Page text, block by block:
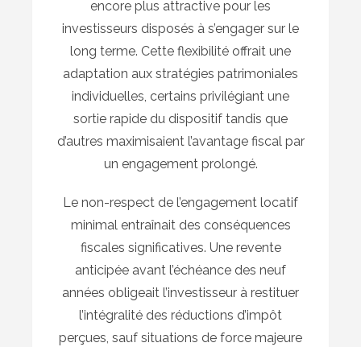
encore plus attractive pour les
investisseurs disposés à s’engager sur le
long terme. Cette flexibilité offrait une
adaptation aux stratégies patrimoniales
individuelles, certains privilégiant une
sortie rapide du dispositif tandis que
d’autres maximisaient l’avantage fiscal par
un engagement prolongé.
Le non-respect de l’engagement locatif
minimal entraînait des conséquences
fiscales significatives. Une revente
anticipée avant l’échéance des neuf
années obligeait l’investisseur à restituer
l’intégralité des réductions d’impôt
perçues, sauf situations de force majeure